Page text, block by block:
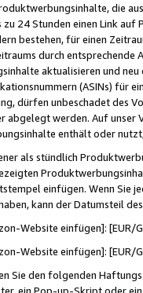
die
zu 24 Stunden einen Link
bestehen, für einen
durch entsprechende
aktualisieren und
(ASINs) für
dürfen unbeschadet des
abgelegt werden. Auf
enthält oder
als stündlich
einfügen. Wenn Sie
kann der Datumsteil
Website einfügen]:
Website einfügen]:
Sie den folgenden
ein Pop-up-Skript oder